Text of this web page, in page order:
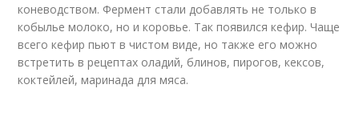
коневодством. Фермент стали добавлять не только в
кобылье молоко, но и коровье. Так появился кефир. Чаще
всего кефир пьют в чистом виде, но также его можно
встретить в рецептах оладий, блинов, пирогов, кексов,
коктейлей, маринада для мяса.